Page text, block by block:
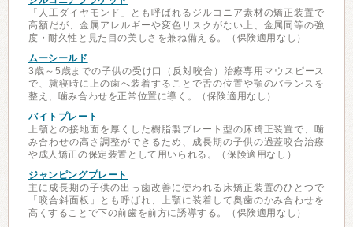
「人工ダイヤモンド」とも呼ばれるジルコニア素材の矯正装置で
高額だが、金属アレルギーや変色リスクがない上、金属同等の強
度・耐久性と見た目の美しさを兼ね備える。（保険適用なし）
ムーシールド
3歳～5歳までの子供の受け口（反対咬合）治療専用マウスピース
で、就寝時に上の歯へ装着することで舌の位置や顎のバランスを
整え、噛み合わせを正常位置に導く。（保険適用なし）
バイトプレート
上顎との接地面を厚くした樹脂製プレート型の床矯正装置で、噛
み合わせの高さ調整ができるため、成長期の子供の過蓋咬合治療
や成人矯正の保定装置として用いられる。（保険適用なし）
ジャンピングプレート
主に成長期の子供の出っ歯改善に使われる床矯正装置のひとつで
「咬合斜面板」とも呼ばれ、上顎に装着して奥歯のかみ合わせを
高くすることで下の前歯を前方に誘導する。（保険適用なし）